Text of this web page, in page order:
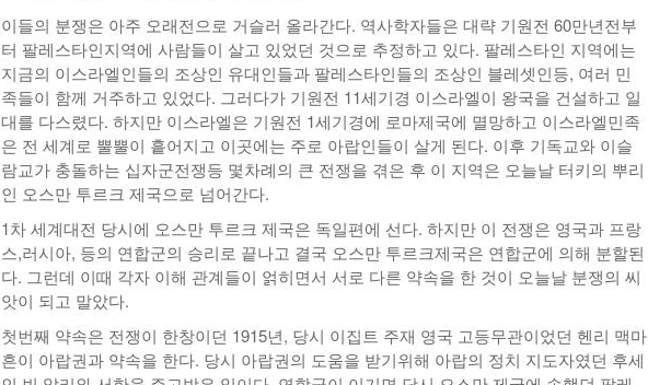
이들의 분쟁은 아주 오래전으로 거슬러 올라간다. 역사학자들은 대략 기원전 60만년전부
터 팔레스타인지역에 사람들이 살고 있었던 것으로 추정하고 있다. 팔레스타인 지역에는
지금의 이스라엘인들의 조상인 유대인들과 팔레스타인들의 조상인 블레셋인등, 여러 민
족들이 함께 거주하고 있었다. 그러다가 기원전 11세기경 이스라엘이 왕국을 건설하고 일
대를 다스렸다. 하지만 이스라엘은 기원전 1세기경에 로마제국에 멸망하고 이스라엘민족
은 전 세계로 뿔뿔이 흩어지고 이곳에는 주로 아랍인들이 살게 된다. 이후 기독교와 이슬
람교가 충돌하는 십자군전쟁등 몇차례의 큰 전쟁을 겪은 후 이 지역은 오늘날 터키의 뿌리
인 오스만 투르크 제국으로 넘어간다.
1차 세계대전 당시에 오스만 투르크 제국은 독일편에 선다. 하지만 이 전쟁은 영국과 프랑
스,러시아, 등의 연합군의 승리로 끝나고 결국 오스만 투르크제국은 연합군에 의해 분할된
다. 그런데 이때 각자 이해 관계들이 얽히면서 서로 다른 약속을 한 것이 오늘날 분쟁의 씨
앗이 되고 말았다.
첫번째 약속은 전쟁이 한창이던 1915년, 당시 이집트 주재 영국 고등무관이었던 헨리 맥마
흔이 아랍권과 약속을 한다. 당시 아랍권의 도움을 받기위해 아랍의 정치 지도자였던 후세